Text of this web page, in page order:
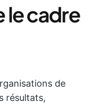
le cadre
de
résultats,